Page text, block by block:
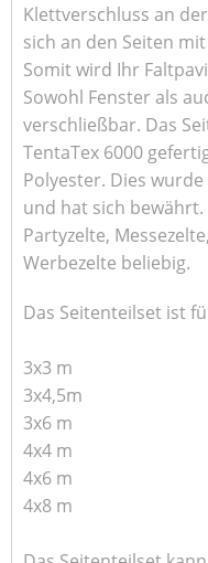
Klettverschluss an
sich an den Seiten
Somit wird Ihr
Sowohl Fenster als
verschließbar. Das
TentaTex 6000
Polyester. Dies
und hat sich bewährt.
Partyzelte,
Werbezelte beliebig.
Das Seitenteilset ist
3x3 m
3x4,5m
3x6 m
4x4 m
4x6 m
4x8 m